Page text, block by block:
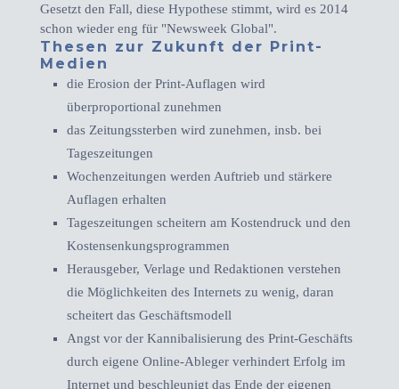
Gesetzt den Fall, diese Hypothese stimmt, wird es 2014
schon wieder eng für "Newsweek Global".
Thesen zur Zukunft der Print-
Medien
die Erosion der Print-Auflagen wird
überproportional zunehmen
das Zeitungssterben wird zunehmen, insb. bei
Tageszeitungen
Wochenzeitungen werden Auftrieb und stärkere
Auflagen erhalten
Tageszeitungen scheitern am Kostendruck und den
Kostensenkungsprogrammen
Herausgeber, Verlage und Redaktionen verstehen
die Möglichkeiten des Internets zu wenig, daran
scheitert das Geschäftsmodell
Angst vor der Kannibalisierung des Print-Geschäfts
durch eigene Online-Ableger verhindert Erfolg im
Internet und beschleunigt das Ende der eigenen